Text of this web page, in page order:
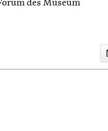
des Museum